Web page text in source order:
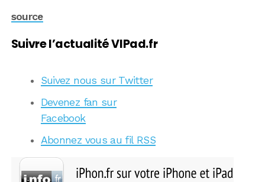
source
Suivre l’actualité VIPad.fr
Suivez nous sur Twitter
Devenez fan sur
Facebook
Abonnez vous au fil RSS